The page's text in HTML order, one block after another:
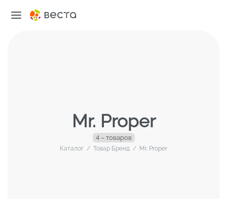
Mr. Proper
4 – товаров
Каталог / Товар Бренд / Mr. Proper